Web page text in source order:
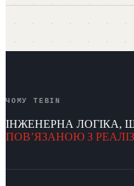
ЧОМУ TEBIN
ІНЖЕНЕРНА ЛОГІКА,
ПОВʼЯЗАНОЮ З